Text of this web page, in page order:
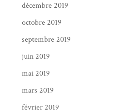
décembre 2019
octobre 2019
septembre 2019
juin 2019
mai 2019
mars 2019
février 2019